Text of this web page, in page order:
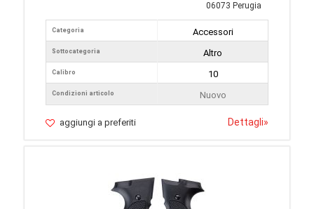
06073 Perugia
Categoria
Sottocategoria
Calibro
Condizioni articolo
Accessori
Altro
10
Nuovo
aggiungi a preferiti Dettagli»